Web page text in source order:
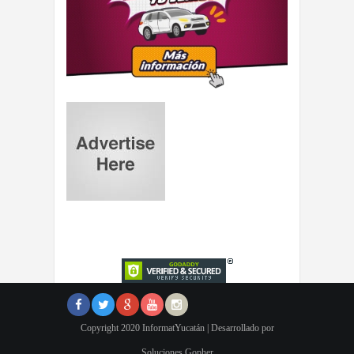
Copyright 2020 InformatYucatán | Desarrollado por